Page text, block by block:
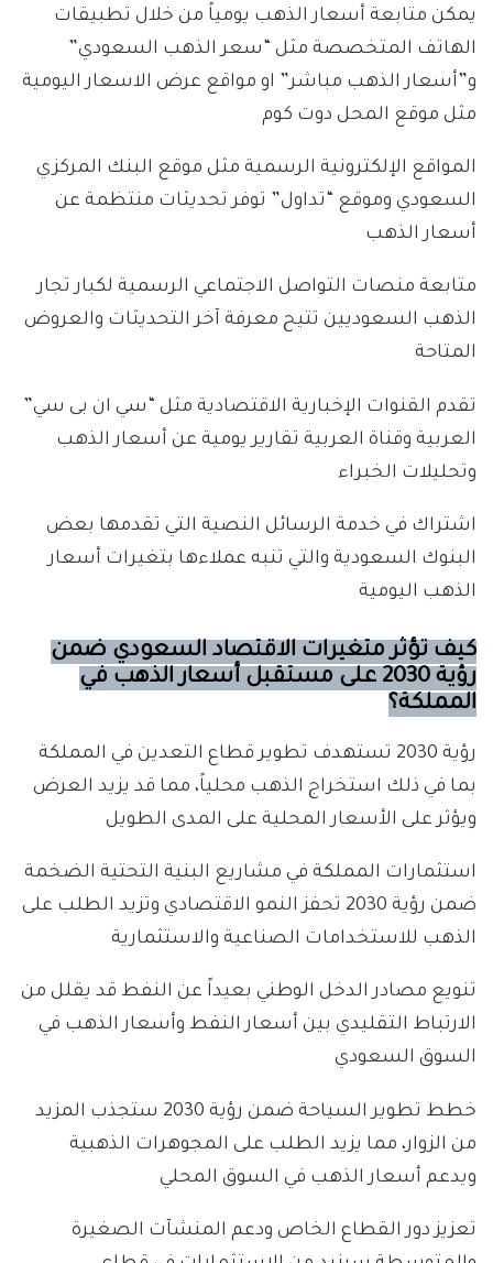
يمكن متابعة أسعار الذهب يومياً من خلال تطبيقات
الهاتف المتخصصة مثل “سعر الذهب السعودي”
و”أسعار الذهب مباشر” او مواقع عرض الاسعار اليومية
مثل موقع المحل دوت كوم
المواقع الإلكترونية الرسمية مثل موقع البنك المركزي
السعودي وموقع “تداول” توفر تحديثات منتظمة عن
أسعار الذهب
متابعة منصات التواصل الاجتماعي الرسمية لكبار تجار
الذهب السعوديين تتيح معرفة آخر التحديثات والعروض
المتاحة
تقدم القنوات الإخبارية الاقتصادية مثل “سي ان بى سي”
العربية وقناة العربية تقارير يومية عن أسعار الذهب
وتحليلات الخبراء
اشتراك في خدمة الرسائل النصية التي تقدمها بعض
البنوك السعودية والتي تنبه عملاءها بتغيرات أسعار
الذهب اليومية
كيف تؤثر متغيرات الاقتصاد السعودي ضمن
رؤية 2030 على مستقبل أسعار الذهب في
المملكة؟
رؤية 2030 تستهدف تطوير قطاع التعدين في المملكة
بما في ذلك استخراج الذهب محلياً، مما قد يزيد العرض
ويؤثر على الأسعار المحلية على المدى الطويل
استثمارات المملكة في مشاريع البنية التحتية الضخمة
ضمن رؤية 2030 تحفز النمو الاقتصادي وتزيد الطلب على
الذهب للاستخدامات الصناعية والاستثمارية
تنويع مصادر الدخل الوطني بعيداً عن النفط قد يقلل من
الارتباط التقليدي بين أسعار النفط وأسعار الذهب في
السوق السعودي
خطط تطوير السياحة ضمن رؤية 2030 ستجذب المزيد
من الزوار، مما يزيد الطلب على المجوهرات الذهبية
ويدعم أسعار الذهب في السوق المحلي
تعزيز دور القطاع الخاص ودعم المنشآت الصغيرة